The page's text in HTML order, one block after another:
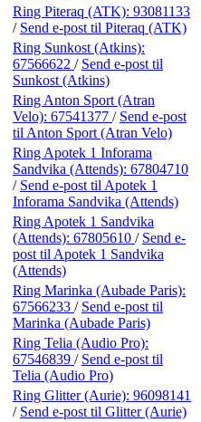
Ring Piteraq (ATK): 93081133
/ Send e-post til Piteraq (ATK)
Ring Sunkost (Atkins):
67566622 / Send e-post til
Sunkost (Atkins)
Ring Anton Sport (Atran
Velo): 67541377 / Send e-post
til Anton Sport (Atran Velo)
Ring Apotek 1 Inforama
Sandvika (Attends): 67804710
/ Send e-post til Apotek 1
Inforama Sandvika (Attends)
Ring Apotek 1 Sandvika
(Attends): 67805610 / Send e-
post til Apotek 1 Sandvika
(Attends)
Ring Marinka (Aubade Paris):
67566233 / Send e-post til
Marinka (Aubade Paris)
Ring Telia (Audio Pro):
67546839 / Send e-post til
Telia (Audio Pro)
Ring Glitter (Aurie): 96098141
/ Send e-post til Glitter (Aurie)